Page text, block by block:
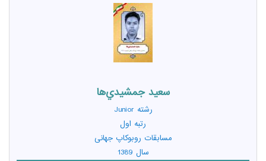
سعيد جمشيدي‌ها
رشته Junior
رتبه اول
مسابقات روبوکاپ جهانی
سال 1389